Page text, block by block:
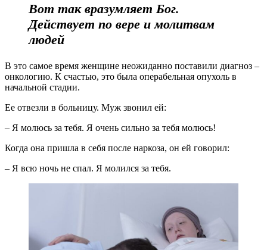
Вот так вразумляет Бог.
Действует по вере и молитвам
людей
В это самое время женщине неожиданно поставили диагноз –
онкологию. К счастью, это была операбельная опухоль в
начальной стадии.
Ее отвезли в больницу. Муж звонил ей:
– Я молюсь за тебя. Я очень сильно за тебя молюсь!
Когда она пришла в себя после наркоза, он ей говорил:
– Я всю ночь не спал. Я молился за тебя.